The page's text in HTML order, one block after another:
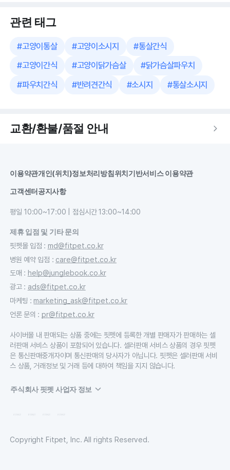
관련 태그
#고양이통살 #고양이소시지 #통살간식
#고양이간식 #고양이닭가슴살 #닭가슴살파우치
#파우치간식 #반려견간식 #소시지 #통살소시지
교환/환불/품절 안내
이용약관개인(위치)정보처리방침위치기반서비스 이용약관
고객센터공지사항
평일 10:00~17:00 | 점심시간 13:00~14:00
제휴 입점 및 기타 문의
핏펫몰 입점 : md@fitpet.co.kr
병원 예약 입점 : care@fitpet.co.kr
도매 : help@junglebook.co.kr
광고: ads@fitpet.co.kr
마케팅 : marketing_ask@fitpet.co.kr
언론 문의 : pr@fitpet.co.kr
사이버몰 내 판매되는 상품 중에는 핏펫에 등록한 개별 판매자가 판매하는 셀
러판매 서비스 상품이 포함되어 있습니다. 셀러판매 서비스 상품의 경우 핏펫
은 통신판매중개자이며 통신판매의 당사자가 아닙니다. 핏펫은 셀러판매 서비
스 상품, 거래정보 및 거래 등에 대하여 책임을 지지 않습니다.
주식회사 핏펫 사업자 정보
Copyright Fitpet, Inc. All rights Reserved.